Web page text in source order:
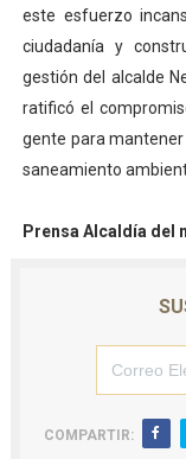
este esfuerzo
ciudadanía y
gestión del alcalde
ratificó el
gente para
saneamiento
Prensa Alcaldía del
COMPARTIR: